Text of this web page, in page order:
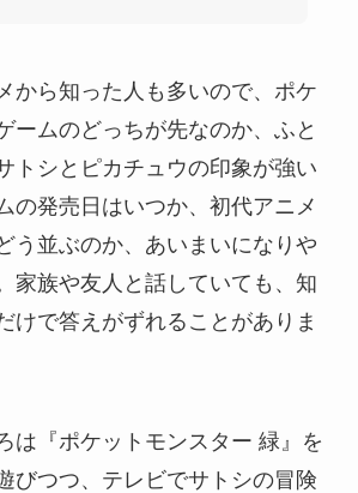
から知った人も多いので、ポケ
ームのどっちが先なのか、ふと
トシとピカチュウの印象が強い
の発売日はいつか、初代アニメ
う並ぶのか、あいまいになりや
家族や友人と話していても、知
けで答えがずれることがありま
は『ポケットモンスター 緑』を
びつつ、テレビでサトシの冒険